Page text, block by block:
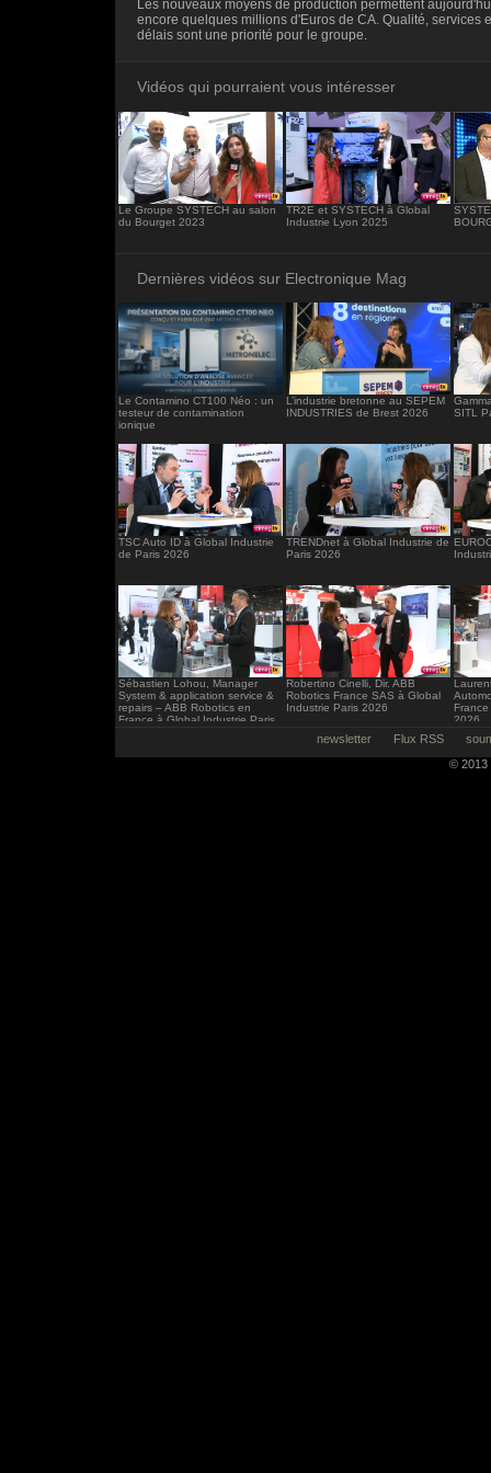
<iframe src="https://www.electronique-
frameborder="0"></iframe>
Les nouveaux moyens de production permettent
encore quelques millions d'Euros de CA. Qualité, services
délais sont une priorité pour le groupe.
Vidéos qui pourraient vous intéresser
Le Groupe SYSTECH au salon
du Bourget 2023
TR2E et SYSTECH à Global
Industrie Lyon 2025
Dernières vidéos sur Electronique Mag
Le Contamino CT100 Néo : un
testeur de contamination
ionique
L’industrie bretonne au SEPEM
INDUSTRIES de Brest 2026
SITL
TSC Auto ID à Global Industrie
de Paris 2026
TRENDnet à Global Industrie de
Paris 2026
Sébastien Lohou, Manager
System & application service &
repairs – ABB Robotics en
France à Global Industrie Paris
Robertino Cinelli, Dir. ABB
Robotics France SAS à Global
Industrie Paris 2026
2026
newsletter Flux RSS
© 2013